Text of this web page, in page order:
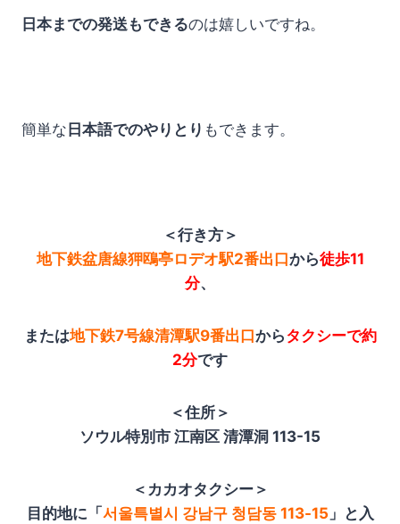
日本までの発送もできるのは嬉しいですね。
簡単な 日本語でのやりとり もできます。
＜行き方＞
地下鉄盆唐線狎鴎亭ロデオ駅2番出口から徒歩11
分、
または地下鉄7号線清潭駅9番出口からタクシーで約
2分です
＜住所＞
ソウル特別市 江南区 清潭洞 113-15
＜カカオタクシー＞
目的地に「 서울특별시 강남구 청담동 113-15 」と入